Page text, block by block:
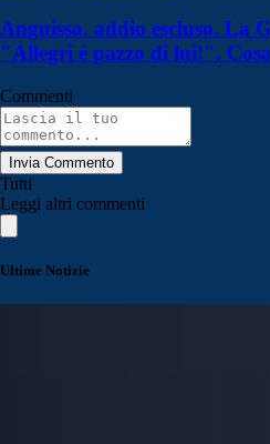
Anguissa, addio escluso. La
"Allegri è pazzo di lui!".
Commenti
Invia Commento
Tutti
Leggi altri commenti
Ultime Notizie